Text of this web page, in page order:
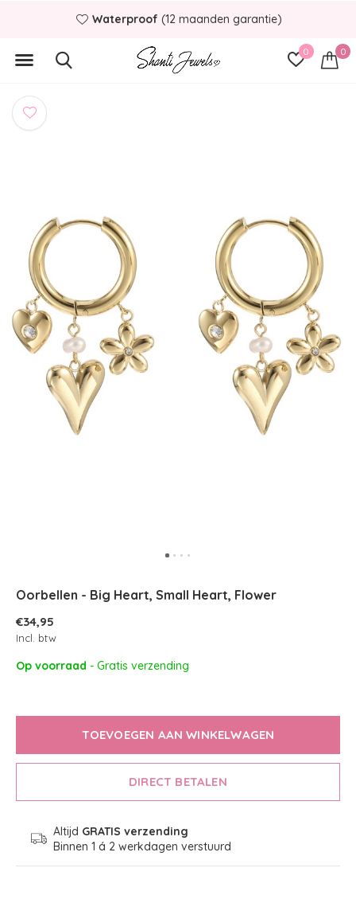
0 0
Waterproof (12 maanden garantie)
Oorbellen - Big Heart, Small Heart, Flower
€34,95
Incl. btw
Op voorraad - Gratis verzending
TOEVOEGEN AAN WINKELWAGEN
DIRECT BETALEN
Altijd GRATIS verzending
Binnen 1 á 2 werkdagen verstuurd